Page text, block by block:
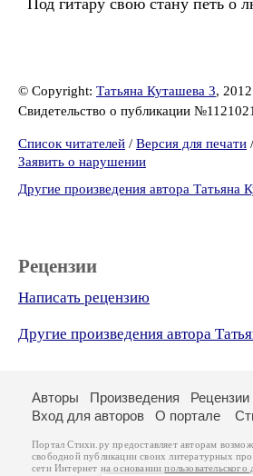
Под гитару свою стану петь о
© Copyright: Татьяна Куташева 3, 2012
Свидетельство о публикации
Список читателей / Версия для печати /
Заявить о нарушении
Другие произведения автора Татьяна
Рецензии
Написать рецензию
Другие произведения автора
Авторы Произведения Рецензии
Вход для авторов
О портале
Портал Стихи.ру предоставляет авторам
свободной публикации своих литературных
сети Интернет на основаниипользовательского